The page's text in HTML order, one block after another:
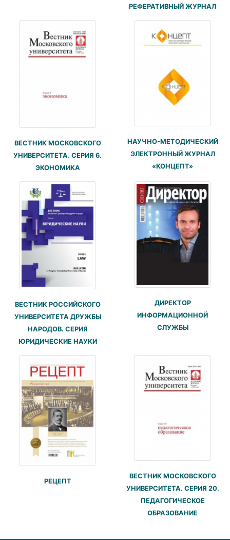
РЕФЕРАТИВНЫЙ ЖУРНАЛ
ВЕСТНИК МОСКОВСКОГО
УНИВЕРСИТЕТА. СЕРИЯ 6.
ЭКОНОМИКА
НАУЧНО-МЕТОДИЧЕСКИЙ
ЭЛЕКТРОННЫЙ ЖУРНАЛ
«КОНЦЕПТ»
ВЕСТНИК РОССИЙСКОГО
УНИВЕРСИТЕТА ДРУЖБЫ
НАРОДОВ. СЕРИЯ
ЮРИДИЧЕСКИЕ НАУКИ
ДИРЕКТОР
ИНФОРМАЦИОННОЙ
СЛУЖБЫ
РЕЦЕПТ
ВЕСТНИК МОСКОВСКОГО
УНИВЕРСИТЕТА. СЕРИЯ 20.
ПЕДАГОГИЧЕСКОЕ
ОБРАЗОВАНИЕ